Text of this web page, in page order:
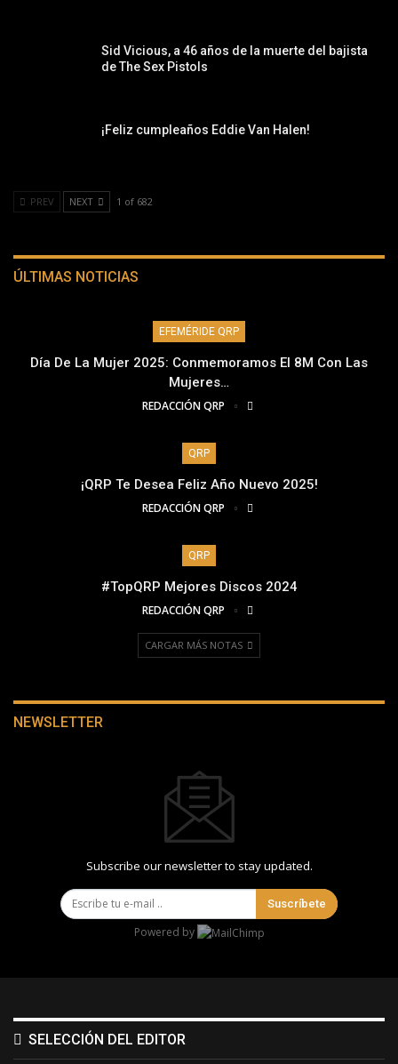
Sid Vicious, a 46 años de la muerte del bajista
de The Sex Pistols
¡Feliz cumpleaños Eddie Van Halen!
PREV NEXT 1 of 682
ÚLTIMAS NOTICIAS
EFEMÉRIDE QRP
Día De La Mujer 2025: Conmemoramos El 8M Con Las
Mujeres…
REDACCIÓN QRP
QRP
¡QRP Te Desea Feliz Año Nuevo 2025!
REDACCIÓN QRP
QRP
#TopQRP Mejores Discos 2024
REDACCIÓN QRP
CARGAR MÁS NOTAS
NEWSLETTER
Subscribe our newsletter to stay updated.
Suscríbete
Powered by
SELECCIÓN DEL EDITOR